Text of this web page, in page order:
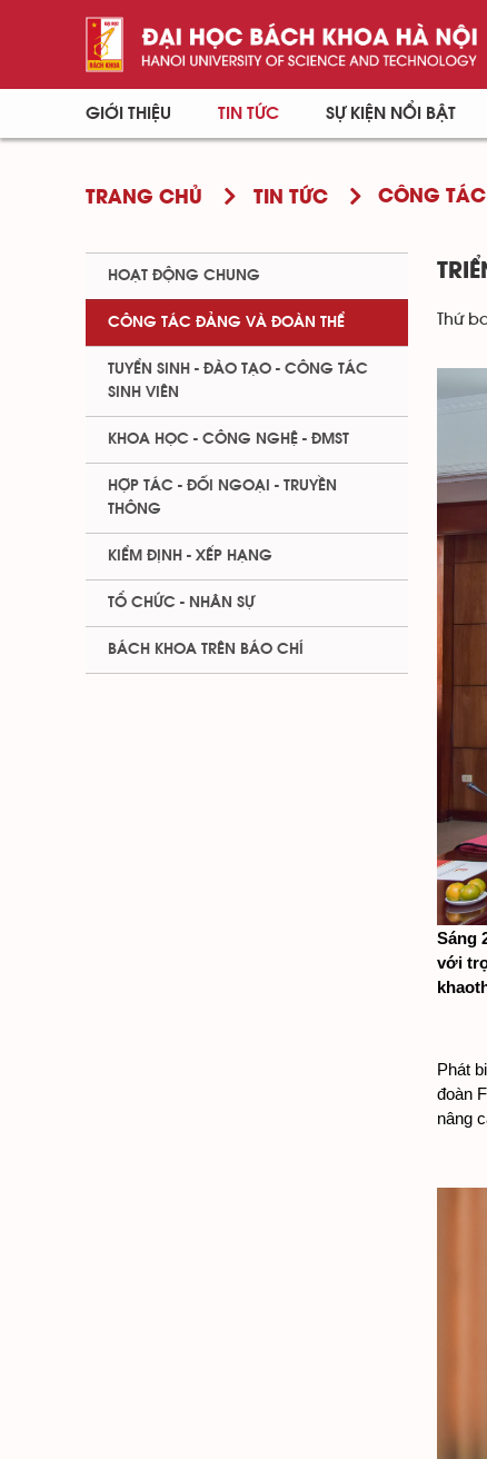
GIỚI THIỆU TIN TỨC SỰ KIỆN NỔI BẬT
TRANG CHỦ TIN TỨC CÔNG
Thứ
Sáng
với
Phát
đoàn
nâng
HOẠT ĐỘNG CHUNG
CÔNG TÁC ĐẢNG VÀ ĐOÀN THỂ
TUYỂN SINH - ĐÀO TẠO - CÔNG TÁC
SINH VIÊN
KHOA HỌC - CÔNG NGHỆ - ĐMST
HỢP TÁC - ĐỐI NGOẠI - TRUYỀN
THÔNG
KIỂM ĐỊNH - XẾP HẠNG
TỔ CHỨC - NHÂN SỰ
BÁCH KHOA TRÊN BÁO CHÍ